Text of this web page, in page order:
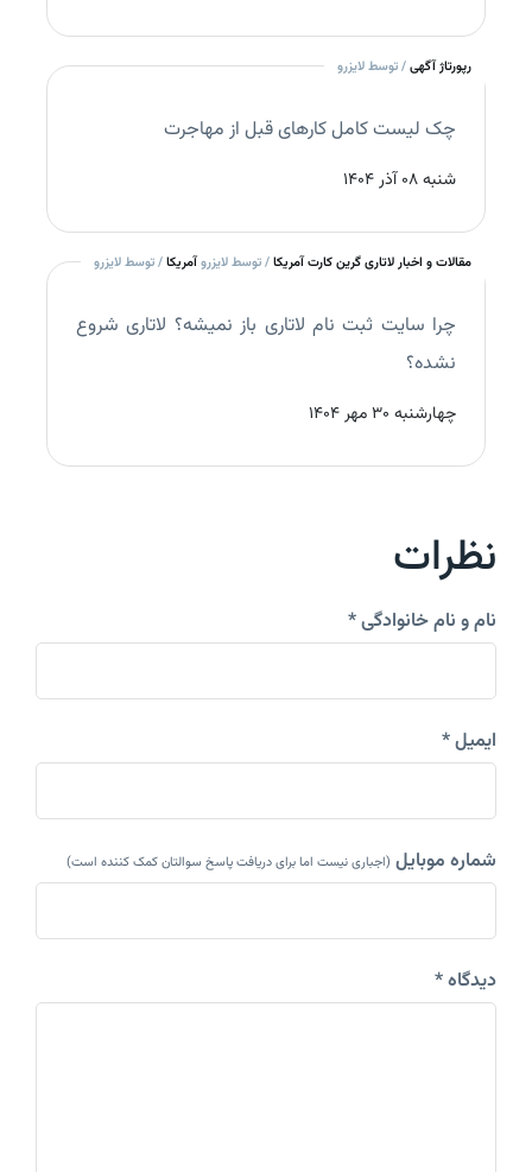
رپورتاژ آگهی/ توسط لایزرو
چک‌ لیست کامل کارهای قبل از مهاجرت
شنبه 08 آذر 1404
مقالات و اخبار لاتاری گرین کارت آمریکا/ توسط لایزروآمریکا/ توسط لایزرو
چرا سایت ثبت نام لاتاری باز نمیشه؟ لاتاری شروع
نشده؟
چهارشنبه 30 مهر 1404
نظرات
نام و نام خانوادگی *
ایمیل *
شماره موبایل (اجباری نیست اما برای دریافت پاسخ سوالتان کمک کننده است)
دیدگاه *